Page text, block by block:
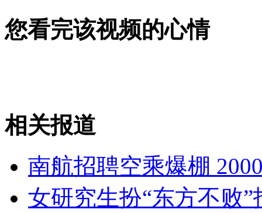
青岛中山公园樱花盛开 樱花邮局邮票热卖
山西运城恶犬咬伤多人 警民合力深夜将其击毙
您看完该视频的心情
相关报道
南航招聘空乘爆棚
女研究生扮“东方不败